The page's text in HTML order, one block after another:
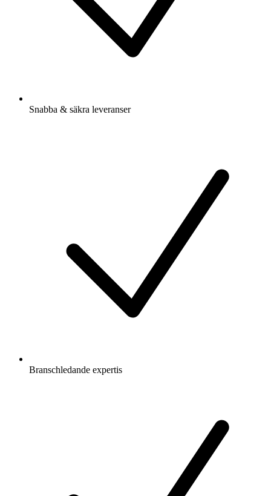
Snabba & säkra leveranser
Branschledande expertis